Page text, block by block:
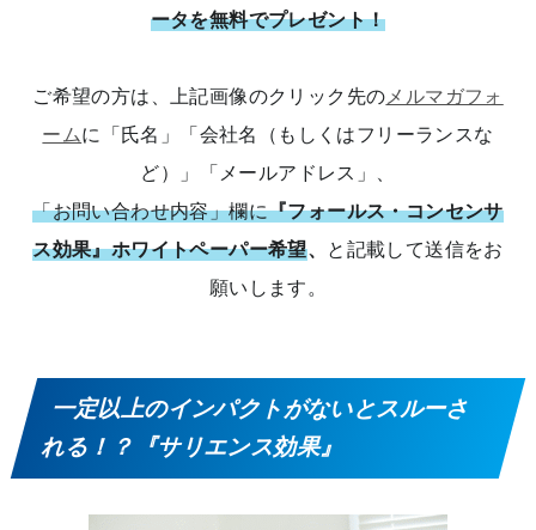
ータを無料でプレゼント！
ご希望の方は、上記画像のクリック先の メルマガフォ
ームに「氏名」「会社名（もしくはフリーランスな
ど）」「メールアドレス」、
「お問い合わせ内容」欄に『フォールス・コンセンサ
ス効果』ホワイトペーパー希望、 と記載して送信をお
願いします。
一定以上のインパクトがないとスルーさ
れる！？『サリエンス効果』